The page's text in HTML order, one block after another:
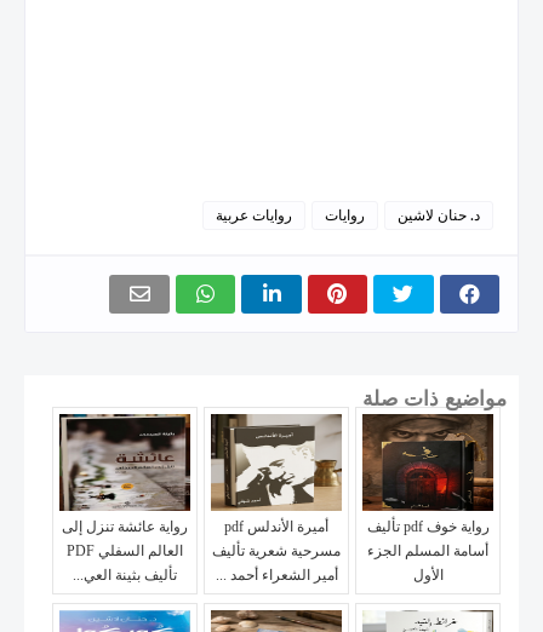
د. حنان لاشين روايات روايات عربية
مواضيع ذات صلة
رواية خوف pdf تأليف
أسامة المسلم الجزء
الأول
أميرة الأندلس pdf
مسرحية شعرية تأليف
أمير الشعراء أحمد ...
رواية عائشة تنزل إلى
العالم السفلي PDF
تأليف بثينة العي...